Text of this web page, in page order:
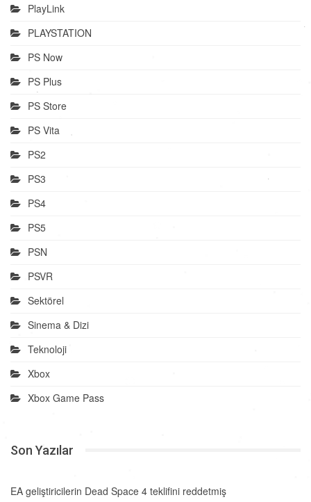
PlayLink
PLAYSTATION
PS Now
PS Plus
PS Store
PS Vita
PS2
PS3
PS4
PS5
PSN
PSVR
Sektörel
Sinema & Dizi
Teknoloji
Xbox
Xbox Game Pass
Son Yazılar
EA geliştiricilerin Dead Space 4 teklifini reddetmiş